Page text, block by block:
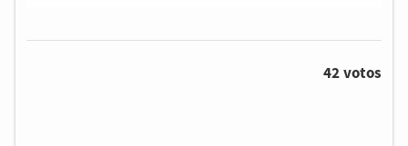
42 votos